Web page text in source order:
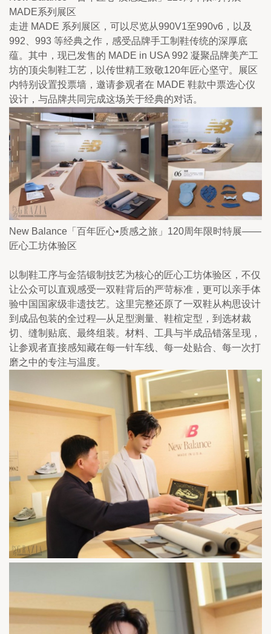
MADE系列展区
走进 MADE 系列展区，可以尽览从990V1至990v6，以及
992、993 等经典之作，感受品牌手工制鞋传统的深厚底
蕴。其中，现已发售的 MADE in USA 992 凝聚品牌美产工
坊的顶尖制鞋工艺，以传世精工致敬120年匠心坚守。展区
内特别设置投票墙，邀请参观者在 MADE 鞋款中票选心仪
设计，与品牌共同完成这场关于经典的对话。
New Balance「百年匠心•质感之旅」120周年限时特展——
匠心工坊体验区
以制鞋工序与金箔锻制技艺为核心的匠心工坊体验区，不仅
让公众可以直观感受一双鞋背后的严苛标准，更可以亲手体
验中国国家级非遗技艺。这里完整还原了一双鞋从构思设计
到成品包装的全过程—从足型测量、鞋楦定型，到选材裁
切、缝制贴底、最终组装。材料、工具与半成品错落呈现，
让参观者直接感知藏在每一针车线、每一处贴合、每一次打
磨之中的专注与温度。